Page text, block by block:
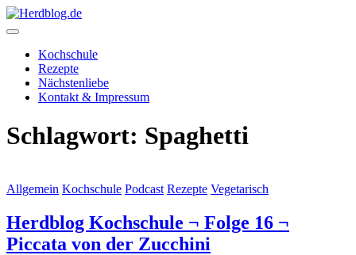
Skip
to
Herdblog.de
Kochschule
Rezepte
Nächstenliebe
Kontakt & Impressum
Schlagwort: Spaghetti
Allgemein Kochschule Podcast Rezepte Vegetarisch
Herdblog Kochschule ¬ Folge 16 ¬
Piccata von der Zucchini